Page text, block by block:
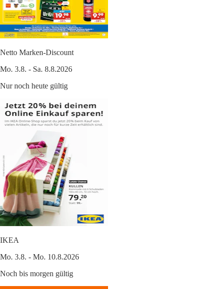
Netto Marken-Discount
Mo. 3.8. - Sa. 8.8.2026
Nur noch heute gültig
IKEA
Mo. 3.8. - Mo. 10.8.2026
Noch bis morgen gültig